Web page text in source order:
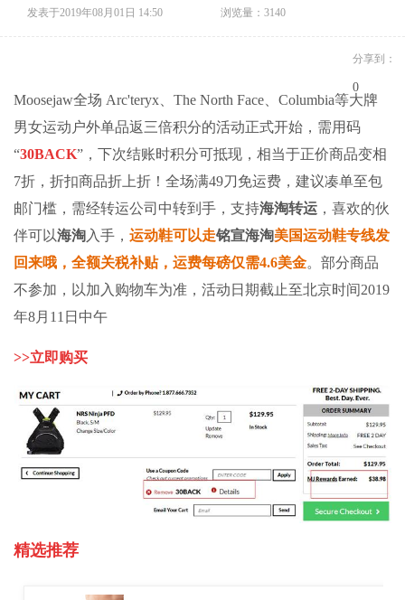
发表于2019年08月01日 14:50
浏览量：3140
分享到：
0
Moosejaw全场 Arc'teryx、The North Face、Columbia等大牌
男女运动户外单品返三倍积分的活动正式开始，需用码
“30BACK”，下次结账时积分可抵现，相当于正价商品变相
7折，折扣商品折上折！全场满49刀免运费，建议凑单至包
邮门槛，需经转运公司 中转到手，支持海淘转运 ，喜欢的伙
伴可以海淘入手， 运动鞋可以走铭宣海淘美国运动鞋专线发
回来哦，全额关税补贴，运费每磅仅需4.6美金。部分商品
不参加，以加入购物车为准，活动日期截止至北京时间2019
年8月11日中午
>>立即购买
精选推荐